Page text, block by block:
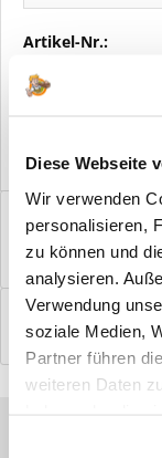
Diese Webseite
Wir verwenden
personalisieren,
zu können und
analysieren.
Verwendung
soziale Medien,
Partner führen
weiteren Daten
Artikel-Nr.:
Vorteile
einbaufertig
Bewertungen
0
Bewertungen
Sie